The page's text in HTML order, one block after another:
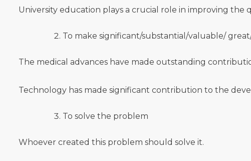
University education plays a crucial role in improving the
To make significant/substantial/valuable/
The medical advances have made outstanding
Technology has made significant contribution to the
To solve the problem
Whoever created this problem should solve it.